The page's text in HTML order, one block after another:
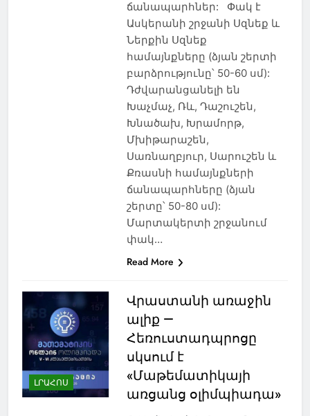
ճանապարհներ: Փակ է
Ասկերանի շրջանի Սզնեք և
Ներքին Սզնեք
համայնքները (ձյան շերտի
բարձրությունը՝ 50-60 սմ):
Դժվարանցանելի են
Խաչմաչ, Ռև, Դաշուշեն,
Խնածախ, Խրամորթ,
Մխիթարաշեն,
Սառնաղբյուր, Սարուշեն և
Քռասնի համայնքների
ճանապարհները (ձյան
շերտը՝ 50-80 սմ):
Մարտակերտի շրջանում
փակ…
Read More
ԼՐԱՀՈՍ
Վրաստանի առաջին
ալիք —
Հեռուստադպրոցը
սկսում է
«Մաթեմատիկայի
առցանց օլիմպիադա»